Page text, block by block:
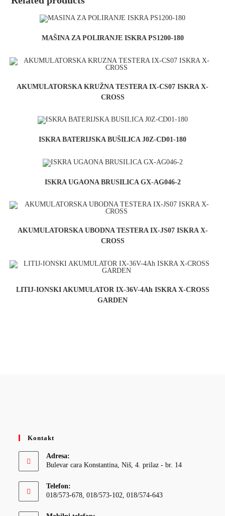
MAŠINA ZA POLIRANJE ISKRA PS1200-180
AKUMULATORSKA KRUŽNA TESTERA IX-CS07 ISKRA X-
CROSS
ISKRA BATERIJSKA BUŠILICA J0Z-CD01-180
ISKRA UGAONA BRUSILICA GX-AG046-2
AKUMULATORSKA UBODNA TESTERA IX-JS07 ISKRA X-
CROSS
LITIJ-IONSKI AKUMULATOR IX-36V-4Ah ISKRA X-CROSS
GARDEN
Kontakt
Adresa:
Bulevar cara Konstantina, Niš, 4. prilaz - br. 14
Telefon:
018/573-678, 018/573-102, 018/574-643